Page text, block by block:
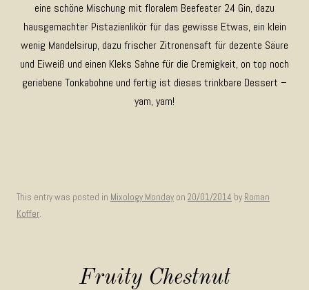
eine schöne Mischung mit floralem Beefeater 24 Gin, dazu
hausgemachter Pistazienlikör für das gewisse Etwas, ein klein
wenig Mandelsirup, dazu frischer Zitronensaft für dezente Säure
und Eiweiß und einen Kleks Sahne für die Cremigkeit, on top noch
geriebene Tonkabohne und fertig ist dieses trinkbare Dessert –
yam, yam!
This entry was posted in Mixology Monday on 20/01/2014 by Roman
Koffer.
Fruity Chestnut